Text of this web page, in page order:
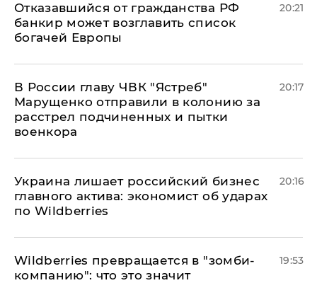
Отказавшийся от гражданства РФ
банкир может возглавить список
богачей Европы
20:21
В России главу ЧВК "Ястреб"
Марущенко отправили в колонию за
расстрел подчиненных и пытки
военкора
20:17
​Украина лишает российский бизнес
главного актива: экономист об ударах
по Wildberries
20:16
Wildberries превращается в "зомби-
компанию": что это значит
19:53